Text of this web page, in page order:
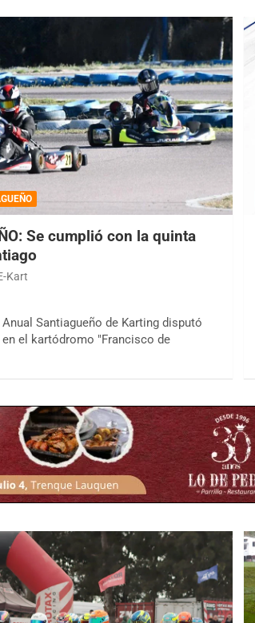
Se cumplió con la quinta
Kart
Santiagueño de Karting disputó
el kartódromo "Francisco de